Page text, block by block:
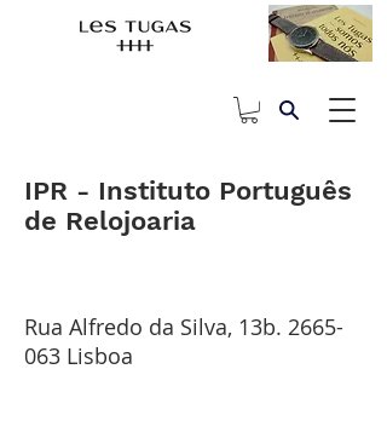
IPR - Instituto Português
de Relojoaria
Rua Alfredo da Silva, 13b. 2665-
063 Lisboa